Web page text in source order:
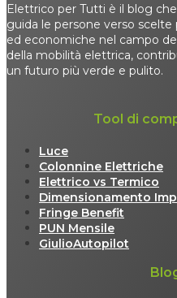
Elettrico per Tutti è il blog
guida le persone verso scelte
ed economiche nel campo
della mobilità elettrica,
un futuro più verde e pulito.
Tool di
Luce
Colonnine Elettriche
Elettrico vs Termico
Dimensionamento
Fringe Benefit
PUN Mensile
GiulioAutopilot